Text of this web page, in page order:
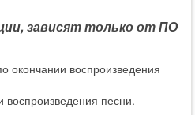
зависят только от ПО
окончании воспроизведения
песни.